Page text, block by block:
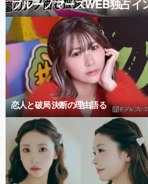
ブルーノマーズWEB独占イ
恋人と破局 決断の理由語る